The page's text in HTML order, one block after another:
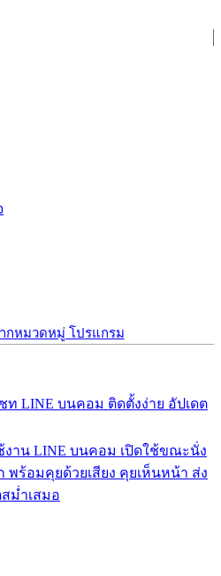
กหมวดหมู่ โปรแกรม
ท LINE บนคอม ติดตั้งง่าย อัปเดต
งาน LINE บนคอม เปิดใช้ขณะนั่ง
พร้อมคุยด้วยเสียง คุยเห็นหน้า ส่ง
ม่ำเสมอ